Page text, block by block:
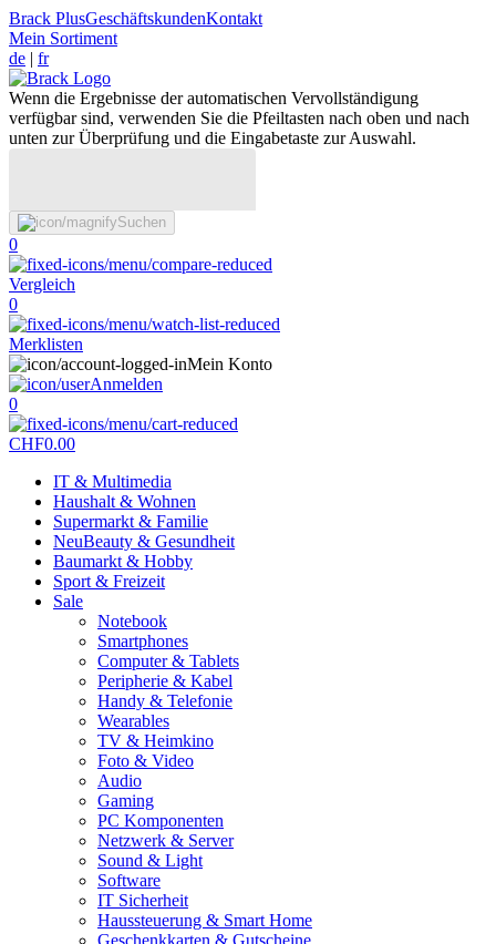
Brack PlusGeschäftskundenKontakt
Mein Sortiment
de | fr
Wenn die Ergebnisse der automatischen Vervollständigung
verfügbar sind, verwenden Sie die Pfeiltasten nach oben und nach
unten zur Überprüfung und die Eingabetaste zur Auswahl.
Suchen
0
Vergleich
0
Merklisten
Mein Konto
Anmelden
0
CHF0.00
IT & Multimedia
Haushalt & Wohnen
Supermarkt & Familie
NeuBeauty & Gesundheit
Baumarkt & Hobby
Sport & Freizeit
Sale
Notebook
Smartphones
Computer & Tablets
Peripherie & Kabel
Handy & Telefonie
Wearables
TV & Heimkino
Foto & Video
Audio
Gaming
PC Komponenten
Netzwerk & Server
Sound & Light
Software
IT Sicherheit
Haussteuerung & Smart Home
Geschenkkarten & Gutscheine